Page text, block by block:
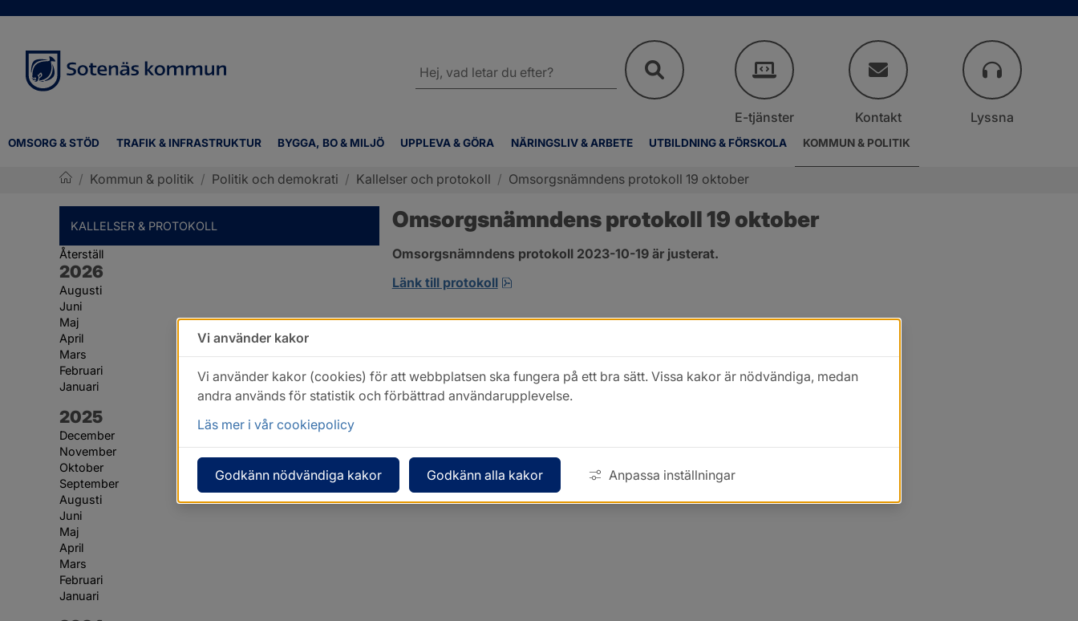
OMSORG & STÖD TRAFIK & INFRASTRUKTUR BYGGA, BO & MILJÖ UPPLEVA & GÖRA NÄRINGSLIV & ARBETE UTBILDNING & FÖRSKOLA KOMMUN & POLITIK
webbplatsen
E-tjänster Kontakt Lyssna
/ Kommun & politik / Politik och demokrati / Kallelser och protokoll / Omsorgsnämndens protokoll 19 oktober
KALLELSER & PROTOKOLL
Återställ
År:
2026
Augusti
Juni
Maj
April
Mars
Februari
Januari
År:
2025
December
November
Oktober
September
Augusti
Juni
Maj
April
Mars
Februari
Januari
Omsorgsnämndens protokoll 19 oktober
Omsorgsnämndens protokoll 2023-10-19 är justerat.
Länk till protokoll
pdf, 360.6 kB, öppnas i nytt fönster.
Vi använder kakor
Vi använder kakor (cookies) för att webbplatsen ska fungera på ett bra sätt. Vissa kakor är nödvändiga, medan
andra används för statistik och förbättrad användarupplevelse.
Läs mer i vår cookiepolicy
Godkänn nödvändiga kakor Godkänn alla kakor Anpassa inställningar